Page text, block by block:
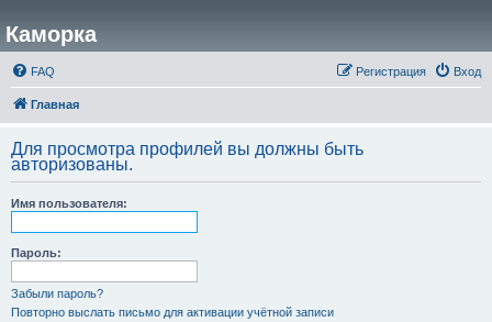
Каморка
FAQ Вход
Регистрация
Главная
Для просмотра профилей вы должны быть
авторизованы.
Имя пользователя:
Пароль:
Забыли пароль?
Повторно выслать письмо для активации учётной записи